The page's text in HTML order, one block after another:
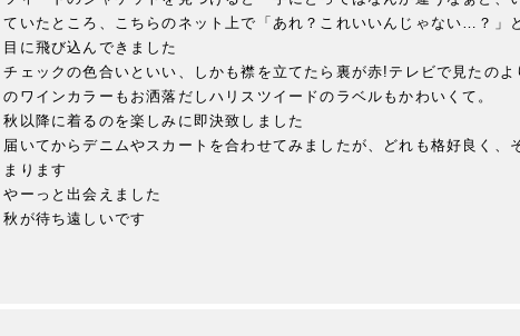
ていたところ、こちらのネット上で「あれ？これいいんじゃない…？」
目に飛び込んできました
チェックの色合いといい、しかも襟を立てたら裏が赤!テレビで見たの
のワインカラーもお洒落だしハリスツイードのラベルもかわいくて。
秋以降に着るのを楽しみに即決致しました
届いてからデニムやスカートを合わせてみましたが、どれも格好良く、
まります
やーっと出会えました